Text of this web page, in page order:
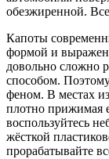
обезжиренной.
Капоты
формой и
довольно сложно
способом.
феном. В местах
плотно прижимая
воспользуйтесь
жёсткой
прорабатывайте